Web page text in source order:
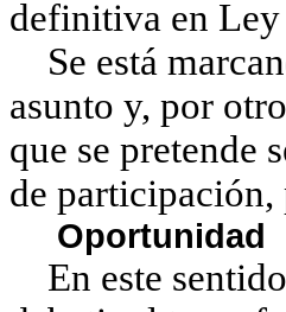
definitiva en Ley
Se está
asunto y, por
que se pretende
de
Oportunidad
En este